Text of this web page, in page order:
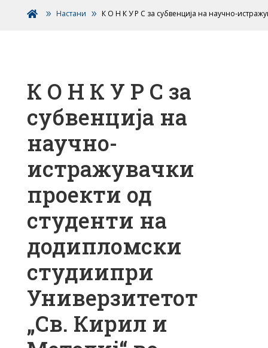
 Настани К О Н К У Р С за субвенција на научно-
К О Н К У Р С за
субвенција на
научно-
истражувачки
проекти од
студенти на
додипломски
студиипри
Универзитетот
„Св. Кирил и